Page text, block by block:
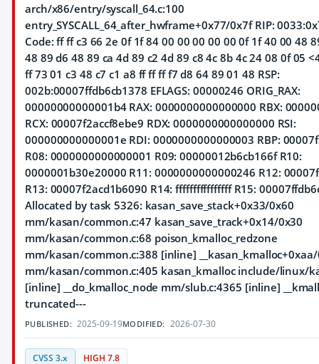
arch/x86/entry/syscall_64.c:100
entry_SYSCALL_64_after_hwframe+0x77/0x7f RIP:
Code: ff ff c3 66 2e 0f 1f 84 00 00 00 00 00 0f 1f 40 00 48
48 89 d6 48 89 ca 4d 89 c2 4d 89 c8 4c 8b 4c 24 08 0f 05
ff 73 01 c3 48 c7 c1 a8 ff ff ff f7 d8 64 89 01 48 RSP:
002b:00007ffdb6cb1378 EFLAGS: 00000246 ORIG_RAX:
00000000000001b4 RAX: 0000000000000000 RBX:
RCX: 00007f2accf8ebe9 RDX: 0000000000000000 RSI:
000000000000001e RDI: 0000000000000003 RBP:
R08: 0000000000000001 R09: 00000012b6cb166f R10:
0000001b30e20000 R11: 0000000000000246 R12:
R13: 00007f2acd1b6090 R14: ffffffffffffffff R15:
Allocated by task 5326: kasan_save_stack+0x33/0x60
mm/kasan/common.c:47 kasan_save_track+0x14/0x30
mm/kasan/common.c:68 poison_kmalloc_redzone
mm/kasan/common.c:388 [inline]
mm/kasan/common.c:405 kasan_kmalloc include/linux/
[inline] __do_kmalloc_node mm/slub.c:4365 [inline]
truncated---
PUBLISHED: 2025-09-19MODIFIED: 2026-07-30
CVSS 3.x HIGH 7.8